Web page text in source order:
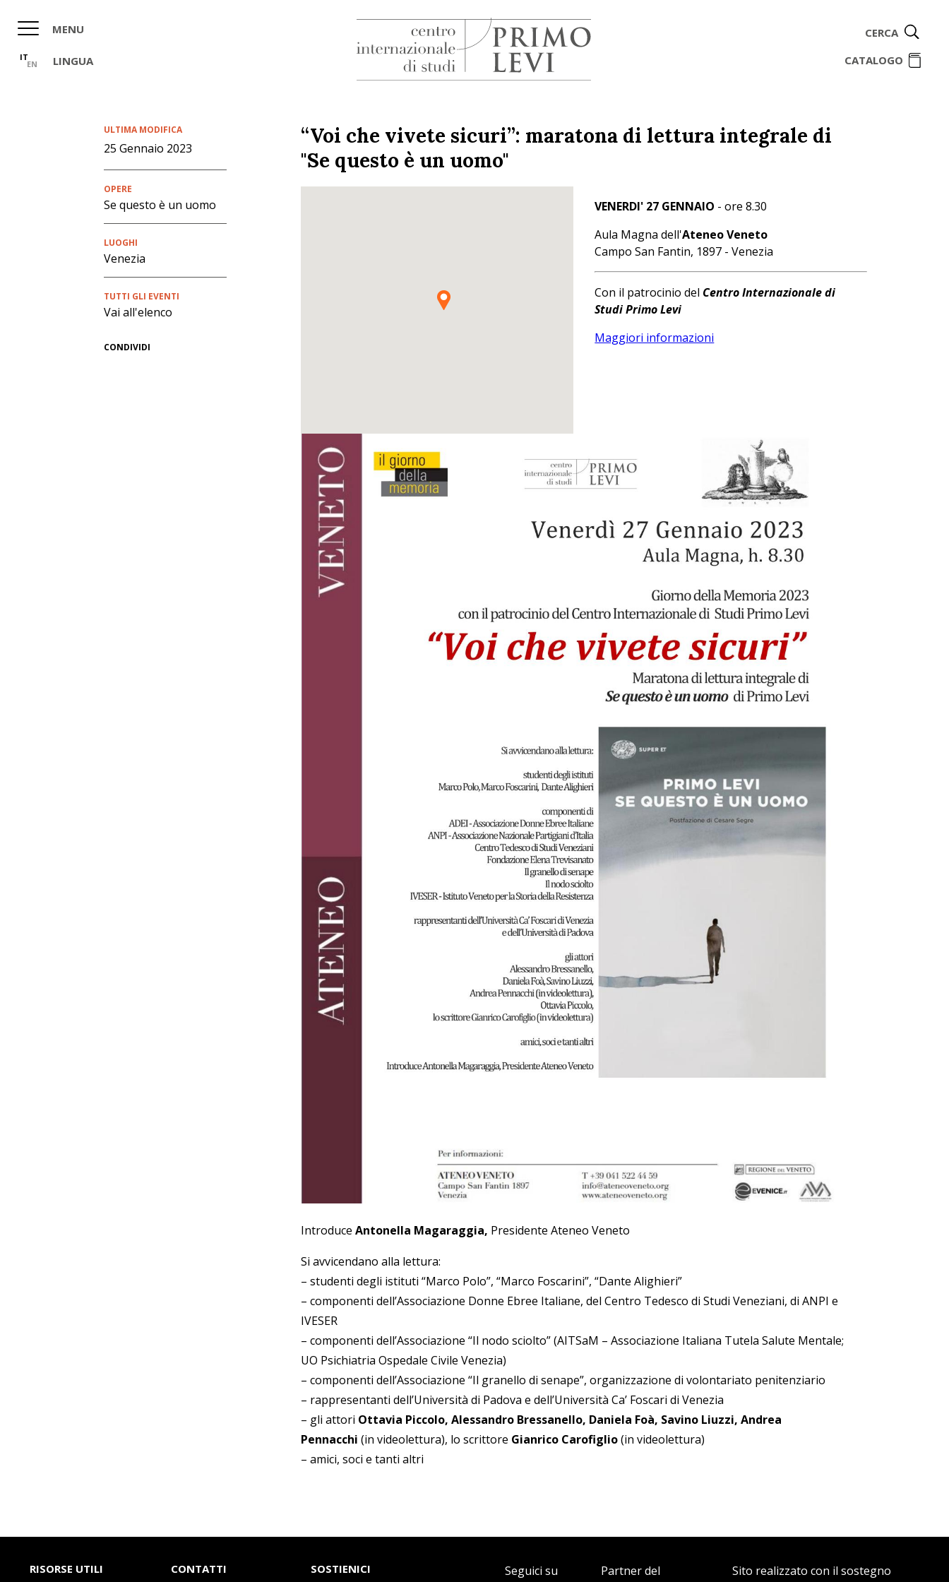
principale
Studi
Primo
MENU
IT
EN LINGUA CATALOGO
CERCA
“Voi che vivete sicuri”: maratona di lettura integrale di
"Se questo è un uomo"
VENERDI' 27 GENNAIO - ore 8.30
Aula Magna dell'Ateneo Veneto
Campo San Fantin, 1897 - Venezia
Con il patrocinio del Centro Internazionale di
Studi Primo Levi
Maggiori informazioni
Introduce Antonella Magaraggia, Presidente Ateneo Veneto
Si avvicendano alla lettura:
– studenti degli istituti “Marco Polo”, “Marco Foscarini”, “Dante Alighieri”
– componenti dell’Associazione Donne Ebree Italiane, del Centro Tedesco di Studi Veneziani, di ANPI e
IVESER
– componenti dell’Associazione “Il nodo sciolto” (AITSaM – Associazione Italiana Tutela Salute Mentale;
UO Psichiatria Ospedale Civile Venezia)
– componenti dell’Associazione “Il granello di senape”, organizzazione di volontariato penitenziario
– rappresentanti dell’Università di Padova e dell’Università Ca’ Foscari di Venezia
– gli attori Ottavia Piccolo, Alessandro Bressanello, Daniela Foà, Savino Liuzzi, Andrea
Pennacchi (in videolettura), lo scrittore Gianrico Carofiglio(in videolettura)
– amici, soci e tanti altri
ULTIMA MODIFICA
25 Gennaio 2023
OPERE
Se questo è un uomo
LUOGHI
Venezia
TUTTI GLI EVENTI
Vai all'elenco
CONDIVIDI
RISORSE UTILI CONTATTI SOSTIENICI Seguici su Partner del Sito realizzato con il sostegno